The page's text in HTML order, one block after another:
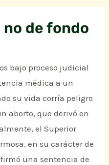
de fondo
bajo proceso judicial
médica a un
su vida corría peligro
aborto, que derivó en
el Superior
en su carácter de
una sentencia de